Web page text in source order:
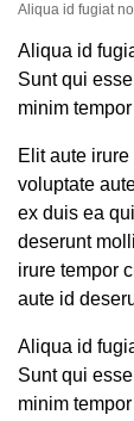
Aliqua id fugiat
Aliqua id
Sunt qui
minim
Elit aute
voluptate
ex duis ea
deserunt
irure tempor
aute id
Aliqua id
Sunt qui
minim